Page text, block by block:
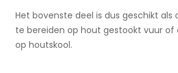
Het bovenste deel is dus geschikt als
te bereiden op hout gestookt vuur
op houtskool.